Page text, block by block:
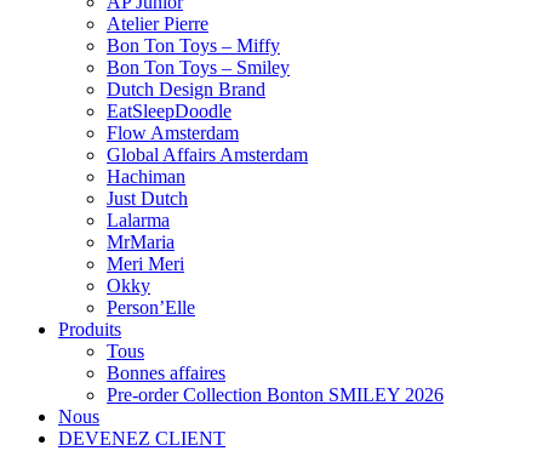
Atelier Pierre
Bon Ton Toys – Miffy
Bon Ton Toys – Smiley
Dutch Design Brand
EatSleepDoodle
Flow Amsterdam
Global Affairs Amsterdam
Hachiman
Just Dutch
Lalarma
MrMaria
Meri Meri
Okky
Person’Elle
Produits
Tous
Bonnes affaires
Pre-order Collection Bonton SMILEY 2026
Nous
DEVENEZ CLIENT